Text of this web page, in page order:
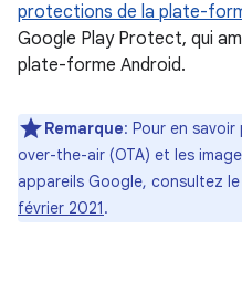
protections de la plate-
Google Play Protect, qui
plate-forme Android.
Remarque: Pour en
over-the-air (OTA) et les
appareils Google, consultez le
février 2021.